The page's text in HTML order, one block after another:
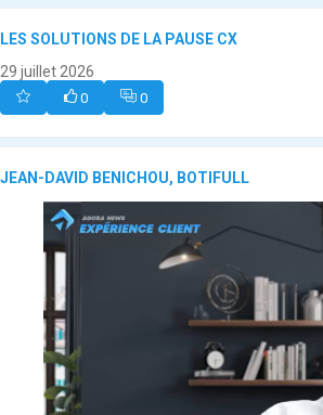
LES SOLUTIONS DE LA PAUSE CX
29 juillet 2026
0 0
JEAN-DAVID BENICHOU, BOTIFULL